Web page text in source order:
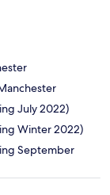
July 2022)
Winter 2022)
September